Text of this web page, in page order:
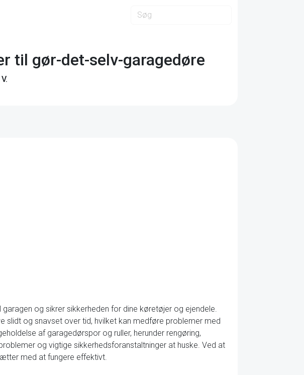
til gør-det-selv-garagedøre
og sikrer sikkerheden for dine køretøjer og ejendele.
slidt og snavset over tid, hvilket kan medføre problemer med
af garagedørspor og ruller, herunder rengøring,
og vigtige sikkerhedsforanstaltninger at huske. Ved at
med at fungere effektivt.